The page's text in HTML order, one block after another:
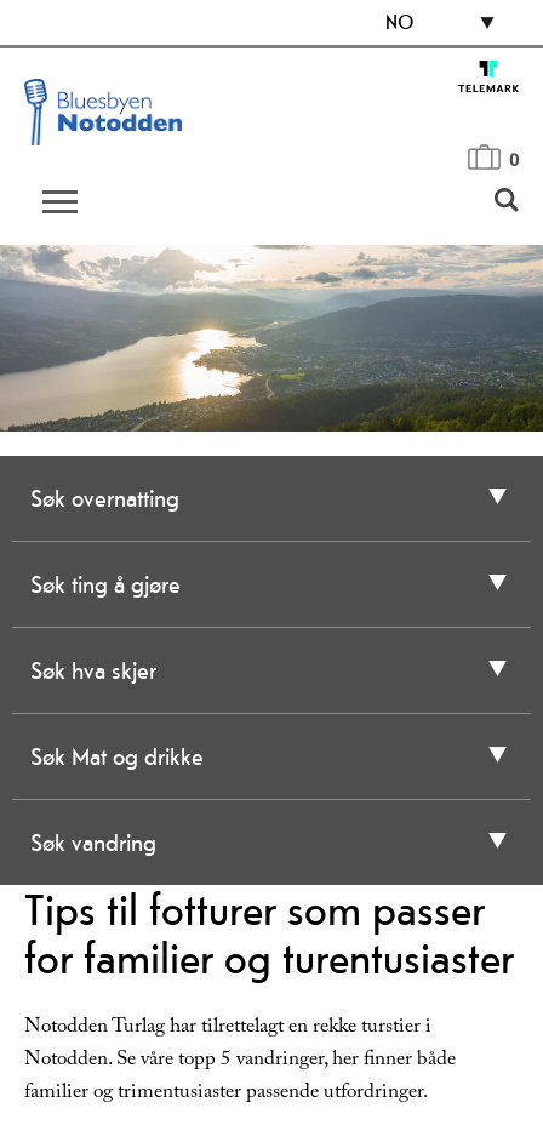
NO
0
Søk overnatting
Søk ting å gjøre
Søk hva skjer
Søk Mat og drikke
Søk vandring
Tips til fotturer som passer
for familier og turentusiaster
Notodden Turlag har tilrettelagt en rekke turstier i
Notodden. Se våre topp 5 vandringer, her finner både
familier og trimentusiaster passende utfordringer.